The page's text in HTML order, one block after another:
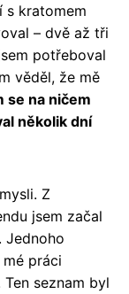
s kratomem
– dvě až tři
potřeboval
věděl, že mě
se na ničem
několik dní
Z
jsem začal
Jednoho
práci
seznam byl